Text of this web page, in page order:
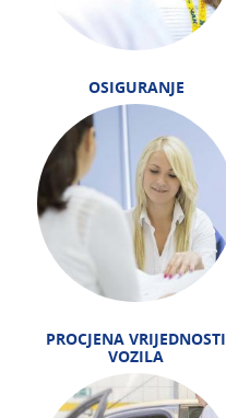
OSIGURANJE
PROCJENA VRIJEDNOSTI
VOZILA